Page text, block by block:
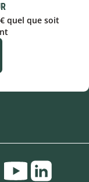
quel que soit